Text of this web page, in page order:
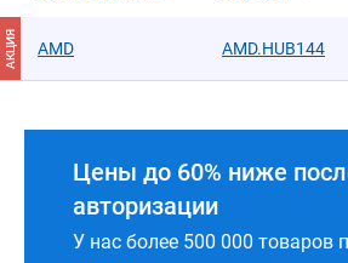
АКЦИЯ AMD AMD.HUB144
Цены до 60% ниже
авторизации
У нас более 500 000 товаров